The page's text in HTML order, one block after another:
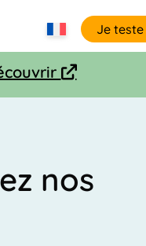
Je teste
arrow-up-right-from-square
nos